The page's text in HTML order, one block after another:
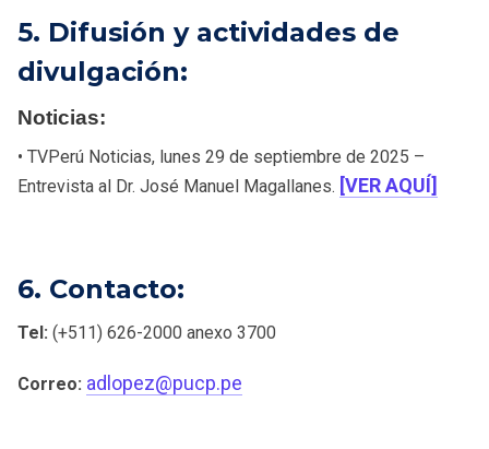
5. Difusión y actividades de
divulgación:
Noticias:
• TVPerú Noticias, lunes 29 de septiembre de 2025 –
Entrevista al Dr. José Manuel Magallanes. [VER AQUÍ]
6. Contacto:
Tel: (+511) 626-2000 anexo 3700
Correo: adlopez@pucp.pe